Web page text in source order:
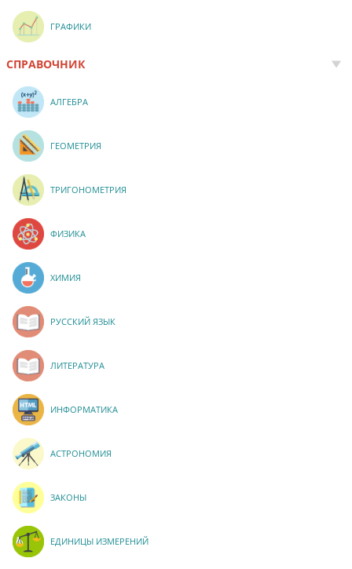
ГРАФИКИ
СПРАВОЧНИК
АЛГЕБРА
ГЕОМЕТРИЯ
ТРИГОНОМЕТРИЯ
ФИЗИКА
ХИМИЯ
РУССКИЙ ЯЗЫК
ЛИТЕРАТУРА
ИНФОРМАТИКА
АСТРОНОМИЯ
ЗАКОНЫ
ЕДИНИЦЫ ИЗМЕРЕНИЙ